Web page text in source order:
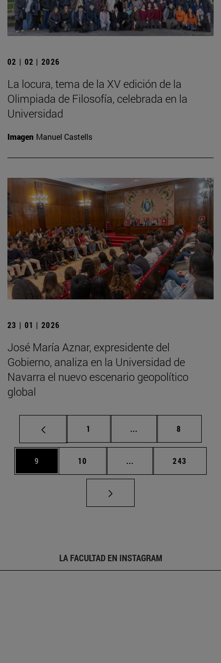
02 | 02 | 2026
La locura, tema de la XV edición de la
Olimpiada de Filosofía, celebrada en la
Universidad
Imagen Manuel Castells
23 | 01 | 2026
José María Aznar, expresidente del
Gobierno, analiza en la Universidad de
Navarra el nuevo escenario geopolítico
global
Página
1 ... Páginas intermedias
Página
8
Página
9 Página
10 ... Páginas intermedias
Página
243
LA FACULTAD EN INSTAGRAM